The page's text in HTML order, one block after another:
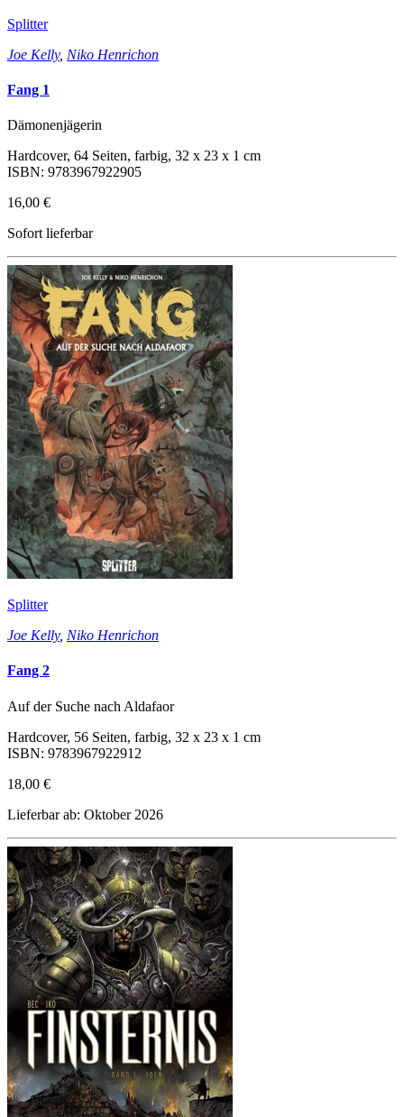
Splitter
Joe Kelly, Niko Henrichon
Fang 1
Dämonenjägerin
Hardcover, 64 Seiten, farbig, 32 x 23 x 1 cm
ISBN: 9783967922905
16,00 €
Sofort lieferbar
Splitter
Joe Kelly, Niko Henrichon
Fang 2
Auf der Suche nach Aldafaor
Hardcover, 56 Seiten, farbig, 32 x 23 x 1 cm
ISBN: 9783967922912
18,00 €
Lieferbar ab: Oktober 2026